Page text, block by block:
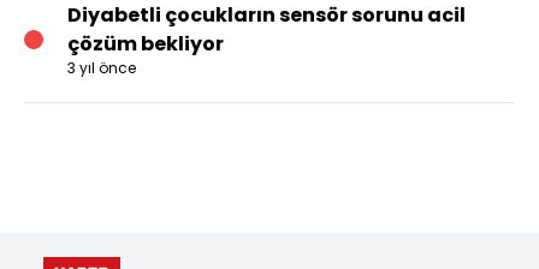
Diyabetli çocukların sensör sorunu acil
çözüm bekliyor
3 yıl önce